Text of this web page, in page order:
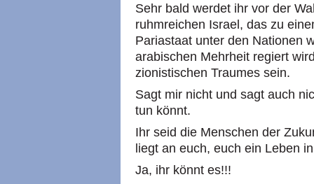
Sehr bald werdet ihr vor der
ruhmreichen Israel, das zu
Pariastaat unter den Nationen
arabischen Mehrheit regiert
zionistischen Traumes sein.
Sagt mir nicht und sagt auch
tun könnt.
Ihr seid die Menschen der
liegt an euch, euch ein Leben
Ja, ihr könnt es!!!